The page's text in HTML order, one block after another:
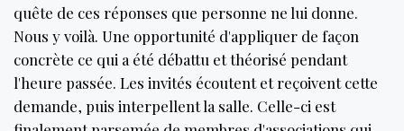
quête de ces réponses que personne ne lui donne.
Nous y voilà. Une opportunité d'appliquer de façon
concrète ce qui a été débattu et théorisé pendant
l'heure passée. Les invités écoutent et reçoivent cette
demande, puis interpellent la salle. Celle-ci est